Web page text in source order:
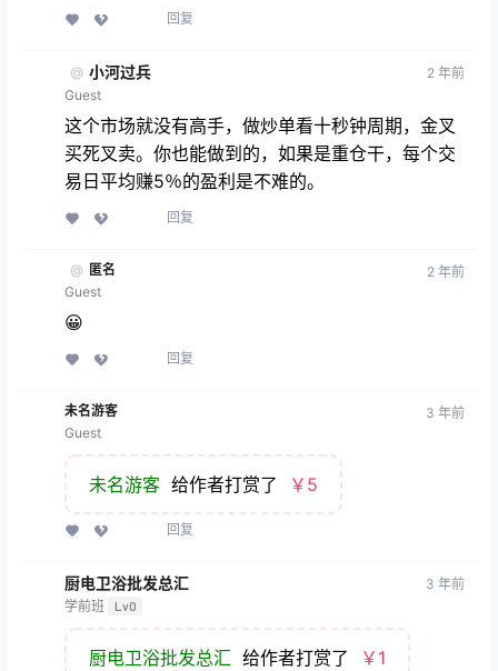
回复
@ 小河过兵
Guest
2 年前
这个市场就没有高手，做炒单看十秒钟周期，金叉
买死叉卖。你也能做到的，如果是重仓干，每个交
易日平均赚5％的盈利是不难的。
回复
@ 匿名
Guest
2 年前
😀
回复
未名游客
Guest
3 年前
未名游客 给作者打赏了 ￥5
回复
厨电卫浴批发总汇
学前班 Lv0
3 年前
厨电卫浴批发总汇 给作者打赏了 ￥1